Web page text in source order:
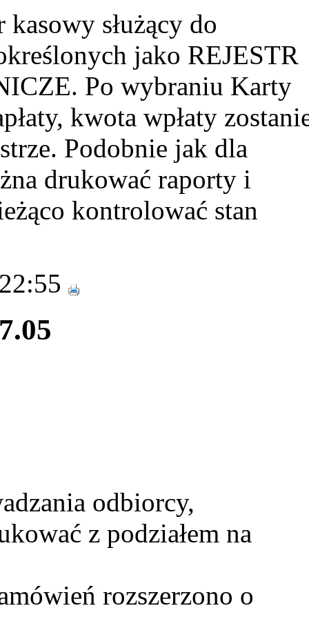
służący do
jako REJESTR
Po wybraniu Karty
kwota wpłaty
Podobnie jak dla
drukować raporty i
kontrolować stan
odbiorcy,
z podziałem na
rozszerzono o